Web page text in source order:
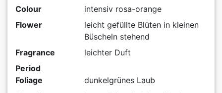
Colour
intensiv rosa-orange
Flower
leicht gefüllte Blüten in kleinen
Büscheln stehend
Fragrance
leichter Duft
Period
Foliage
dunkelgrünes Laub